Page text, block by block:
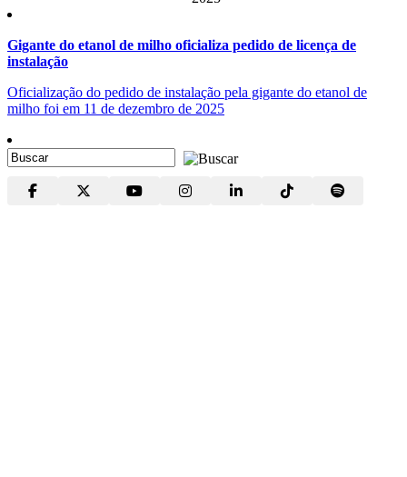
Gigante do etanol de milho oficializa pedido de licença de
instalação
Oficialização do pedido de instalação pela gigante do etanol de
milho foi em 11 de dezembro de 2025